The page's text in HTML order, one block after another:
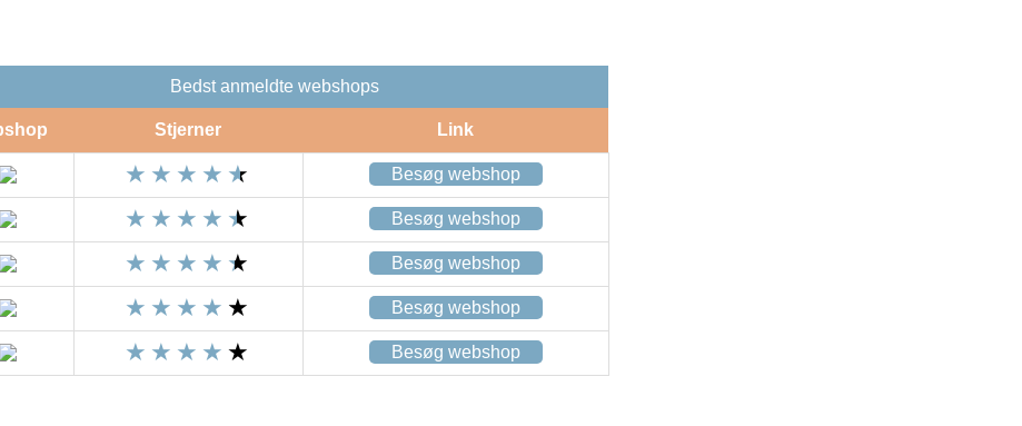
Bedst anmeldte webshops
Stjerner Link
Besøg webshop
Besøg webshop
Besøg webshop
Besøg webshop
Besøg webshop